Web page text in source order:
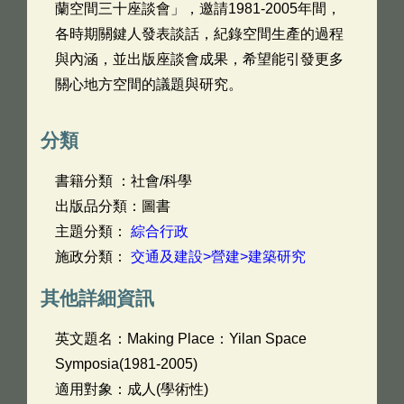
蘭空間三十座談會」，邀請1981-2005年間，
各時期關鍵人發表談話，紀錄空間生產的過程
與內涵，並出版座談會成果，希望能引發更多
關心地方空間的議題與研究。
分類
書籍分類 ：社會/科學
出版品分類：圖書
主題分類： 綜合行政
施政分類： 交通及建設>營建>建築研究
其他詳細資訊
英文題名： Making Place：Yilan Space
Symposia(1981-2005)
適用對象：成人(學術性)